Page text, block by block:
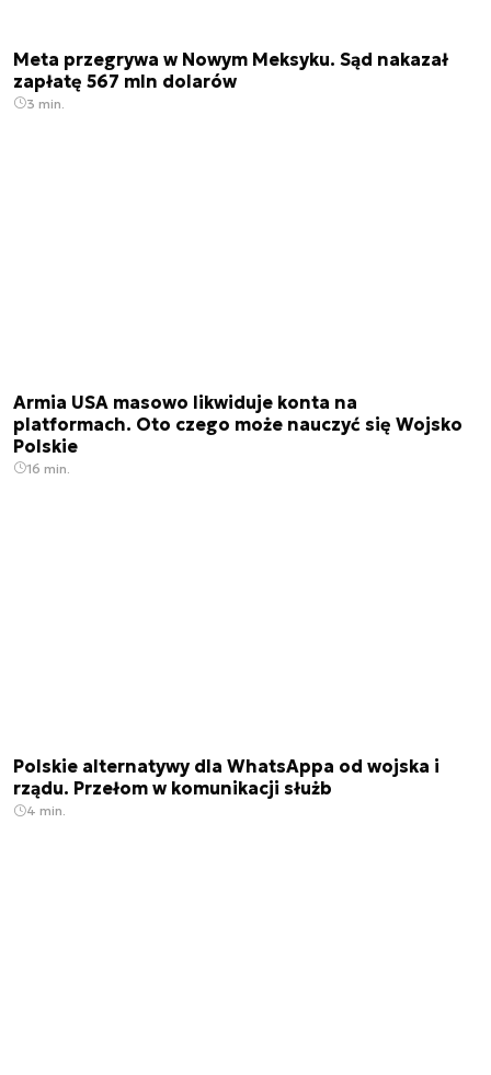
Meta przegrywa w Nowym Meksyku. Sąd nakazał
zapłatę 567 mln dolarów
3 min.
Armia USA masowo likwiduje konta na
platformach. Oto czego może nauczyć się Wojsko
Polskie
16 min.
Polskie alternatywy dla WhatsAppa od wojska i
rządu. Przełom w komunikacji służb
4 min.